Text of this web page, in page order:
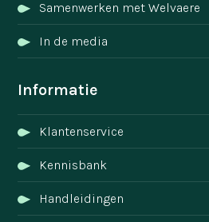
Samenwerken met Welvaere
In de media
Informatie
Klantenservice
Kennisbank
Handleidingen